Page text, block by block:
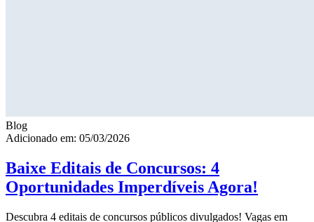
Blog
Adicionado em: 05/03/2026
Baixe Editais de Concursos: 4
Oportunidades Imperdíveis Agora!
Descubra 4 editais de concursos públicos divulgados! Vagas em